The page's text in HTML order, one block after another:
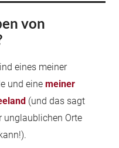
von
eines meiner
und einemeiner
(und das sagt
unglaublichen Orte